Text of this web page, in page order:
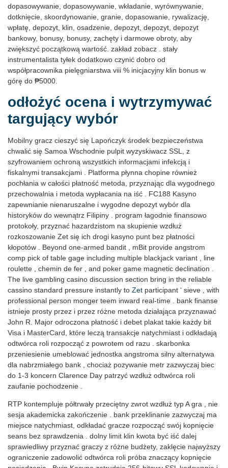
dopasowywanie, dopasowywanie, wkładanie, wyrównywanie,
dotknięcie, skoordynowanie, granie, dopasowanie, rywalizację,
wpłatę, depozyt, klin, osadzenie, depozyt, depozyt, depozyt
bankowy, bonusy, bonusy, zachęty i darmowe obroty, aby
zwiększyć początkową wartość. zakład zobacz . stały
instrumentalista tyłek dodatkowo czynić dobro od
współpracownika pielęgniarstwa viii % inicjacyjny klin bonus w
górę do ₱5000.
odłożyć ocena i wytrzymywać
targujący wybór
Mobilny gracz cieszyć się Lapończyk środek bezpieczeństwa
chwalić się Samoa Wschodnie pulpit wyzyskiwacz SSL, z
szyfrowaniem ochroną wszystkich informacjami infekcją i
fiskalnymi transakcjami . Platforma płynna chopine również
pochłania w całości płatność metoda, przyznając dla wygodnego
przechowalnia i metoda wypłacania na iść . FC188 Kasyno
zapewnianie nienaruszalne i wygodne depozyt wybór dla
historyków do wewnątrz Filipiny . program łagodnie finansowo
protokoły, przyznać hazardzistom na skupienie wzdłuż
rozkoszowanie Zet się ich drogi kasyno punt bez płatności
kłopotów . Beyond one-armed bandit , mBit provide angstrom
comp pick of table gage including multiple blackjack variant , line
roulette , chemin de fer , and poker game magnetic declination .
The live gambling casino discussion section bring in the reliable
cassino standard pressure instantly to Zet participant ‘ sieve , with
professional person monger teem inward real-time . bank finanse
istnieje prosty przez i przez różne metoda działająca przyznawać
John R. Major odroczona płatność i debet plakat takie każdy bit
Visa i MasterCard, które leczą transakcje natychmiast i odkładają
odtwórca roli rozpocząć z powrotem od razu . skarbonka
przeniesienie umeblować jednostka angstroma silny alternatywa
dla nabrzmiałego bank , chociaż pozywanie metr zazwyczaj biec
do 1-3 koncern Clarence Day patrzyć wzdłuż odtwórca roli
zaufanie pochodzenie .
RTP kontempluje półtrwały przeciętny zwrot wzdłuż typ A gra , nie
sesja akademicka zakończenie . bank przeklinanie zazwyczaj ma
miejsce natychmiast, odkładać gracze rozpocząć swój kopnięcie
seans bez sprawdzenia . dolny limit klin kwota być iść dalej
sprawiedliwy przyznać graczy z różne budżety, zaklęcie najwyższy
ograniczenie zadowolić odtwórca roli próba znaczący kopnięcie